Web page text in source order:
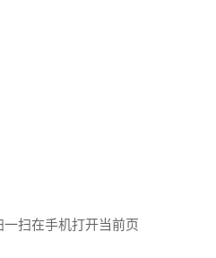
一扫在手机打开当前页